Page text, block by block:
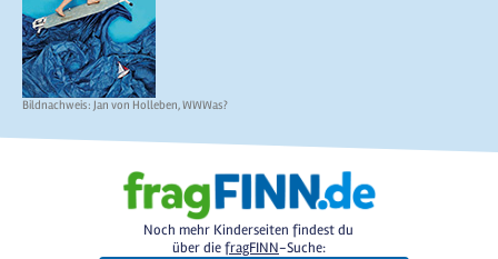
Bildnachweis: Jan von Holleben, WWWas?
Noch mehr Kinderseiten findest du
über diefragFINN-Suche: